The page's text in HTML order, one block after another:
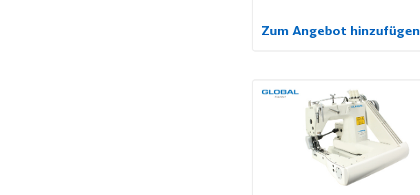
Zum Angebot hinzufügen